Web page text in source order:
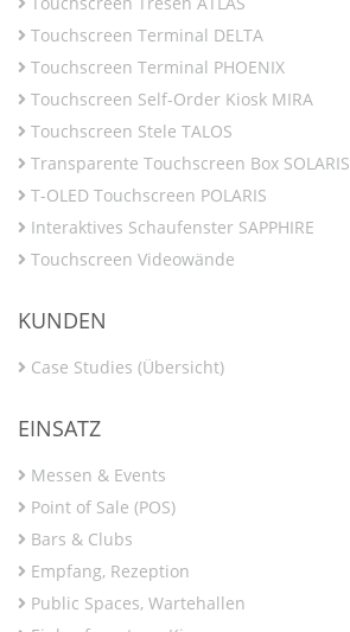
Touchscreen Terminal DELTA
Touchscreen Terminal PHOENIX
Touchscreen Self-Order Kiosk MIRA
Touchscreen Stele TALOS
Transparente Touchscreen Box SOLARIS
T-OLED Touchscreen POLARIS
Interaktives Schaufenster SAPPHIRE
Touchscreen Videowände
KUNDEN
Case Studies (Übersicht)
EINSATZ
Messen & Events
Point of Sale (POS)
Bars & Clubs
Empfang, Rezeption
Public Spaces, Wartehallen